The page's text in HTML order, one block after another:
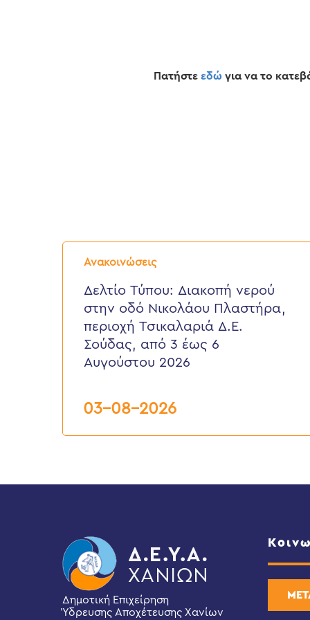
Πατήστε εδώ για να το
Ανακοινώσεις
Δελτίο
Τύπου:
νερού
στην
Νικολάου
Πλαστήρα,
περιοχή
Τσικαλαριά
6
Δελτίο Τύπου: Διακοπή νερού
στην οδό Νικολάου Πλαστήρα,
περιοχή Τσικαλαριά Δ.Ε.
Σούδας, από 3 έως 6
Αυγούστου 2026
03-08-2026
Δημοτική Επιχείρηση
Ύδρευσης Αποχέτευσης Χανίων